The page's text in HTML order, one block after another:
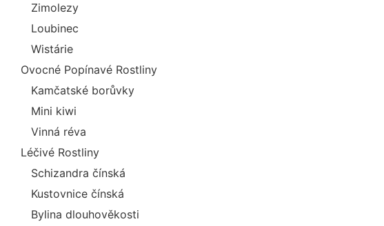
Zimolezy
Loubinec
Wistárie
Ovocné Popínavé Rostliny
Kamčatské borůvky
Mini kiwi
Vinná réva
Léčivé Rostliny
Schizandra čínská
Kustovnice čínská
Bylina dlouhověkosti